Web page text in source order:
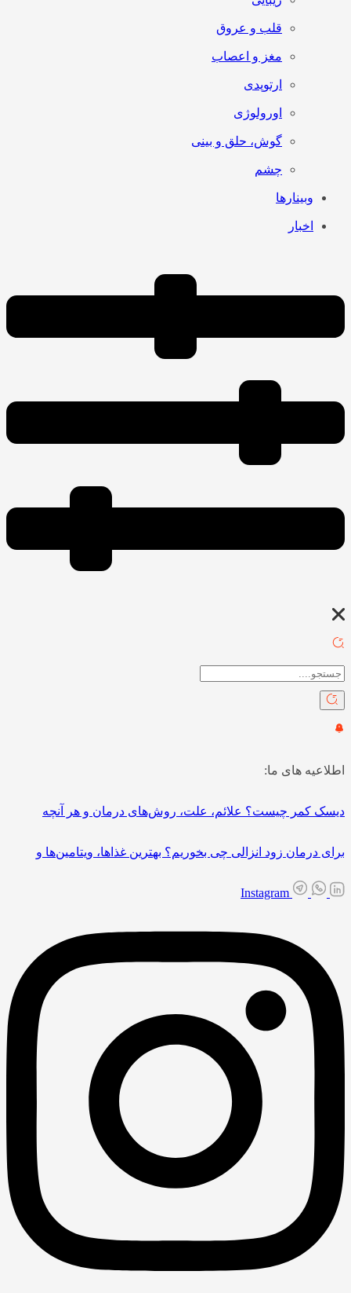
قلب و عروق
مغز و اعصاب
ارتوپدی
اورولوژی
گوش، حلق و بینی
چشم
وبینارها
اخبار
اطلاعیه های ما:
دیسک کمر چیست؟ علائم، علت، روش‌های درمان و هر آنچه
برای درمان زود انزالی چی بخوریم؟ بهترین غذاها، ویتامین‌ها و
Instagram